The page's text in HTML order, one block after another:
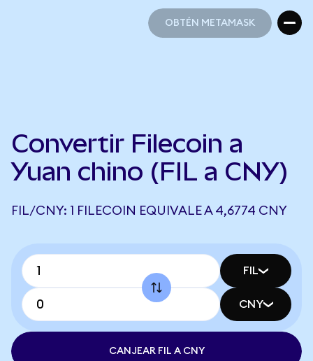
OBTÉN METAMASK
Convertir Filecoin a
Yuan chino (FIL a CNY)
FIL/CNY: 1 FILECOIN EQUIVALE A 4,6774 CNY
FIL
CNY
CANJEAR FIL A CNY